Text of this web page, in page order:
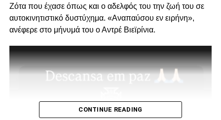
Ο λόγος της επίσκεψης… απλός, “Κύριοι, με την δικιά μας
στήριξη παραμείνατε 15μελες μετά την παραίτηση
Για εμάς δεν έχει αλλάξει κάτι, οι λόγοι της στήριξης μας
από την αρχή μέχρι σήμερα παραμένουν ίδιοι.
Ζότα που έχασε όπως και ο αδελφός του την ζωή του σε
αυτοκινητιστικό δυστύχημα. «Αναπαύσου εν ειρήνη»,
ανέφερε στο μήνυμά του ο Αντρέ Βιεϊρίνια.
CONTINUE READING